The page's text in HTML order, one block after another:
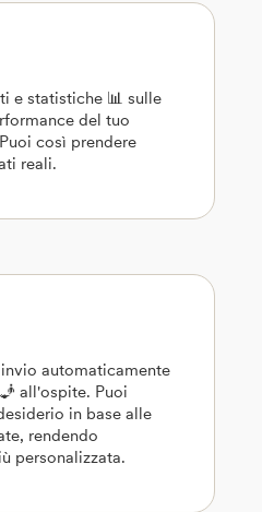
e statistiche 📊 sulle
del tuo
così prendere
reali.
automaticamente
all'ospite. Puoi
in base alle
rendendo
personalizzata.